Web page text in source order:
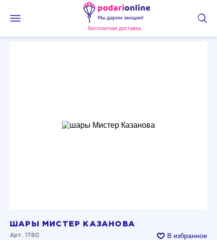
Бесплатная доставка
ШАРЫ МИСТЕР КАЗАНОВА
Арт. 1780 В избранное